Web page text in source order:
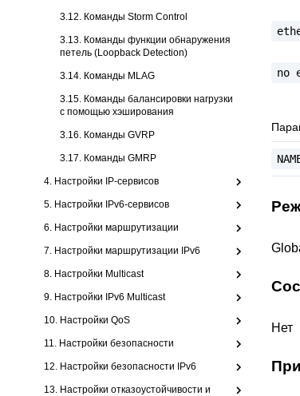
3.12. Команды Storm Control
3.13. Команды функции обнаружения
петель (Loopback Detection)
3.14. Команды MLAG
3.15. Команды балансировки нагрузки
с помощью хэширования
3.16. Команды GVRP
3.17. Команды GMRP
4. Настройки IP-сервисов
5. Настройки IPv6-сервисов
6. Настройки маршрутизации
7. Настройки маршрутизации IPv6
8. Настройки Multicast
9. Настройки IPv6 Multicast
10. Настройки QoS
11. Настройки безопасности
12. Настройки безопасности IPv6
13. Настройки отказоустойчивости и
no
Нет